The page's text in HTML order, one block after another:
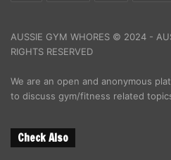
AUSSIE GYM WHORES © 2024 -
RIGHTS RESERVED
We are an open and anonymous
to discuss gym/fitness related
Check Also